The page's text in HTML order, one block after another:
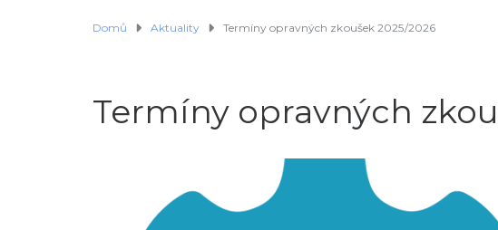
Domů Aktuality Termíny opravných zkoušek 2025/2026
Termíny opravných